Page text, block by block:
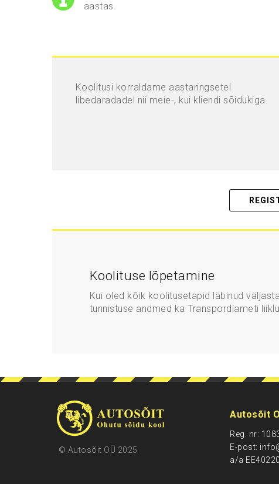
aastas.
Koolitusi korraldame aastaringsetel
libedaradadel nii meie-, kui kliendi sõidukiga.
Koolituse lõpetamine
Kui oled kõik koolitusetapid läbinud
tunnistuse andmed ka Transpordiameti
© Autosõit OÜ 2025
Autosõit
Reg. nr:
E-post:
a/a